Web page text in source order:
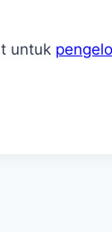
untuk